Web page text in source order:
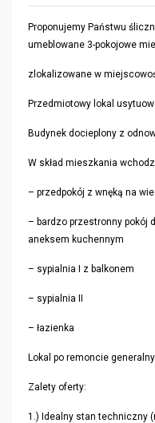
Proponujemy Państwu
umeblowane 3-pokojowe
zlokalizowane w
Przedmiotowy lokal
Budynek docieplony z
W skład mieszkania
– przedpokój z wnęką na
– bardzo przestronny pokój
aneksem kuchennym
– sypialnia I z balkonem
– sypialnia II
– łazienka
Lokal po remoncie
Zalety oferty:
1.) Idealny stan techniczny